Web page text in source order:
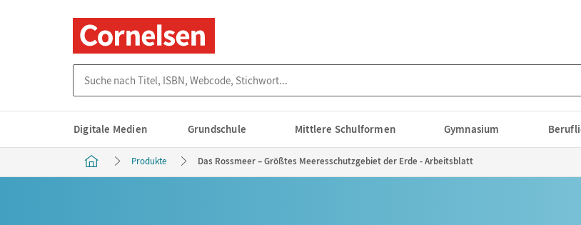
Digitale Medien Grundschule Mittlere Schulformen Gymnasium
Produkte Das Rossmeer – Größtes Meeresschutzgebiet der Erde - Arbeitsblatt